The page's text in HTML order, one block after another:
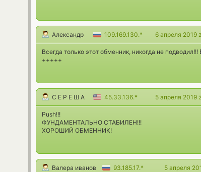
Александр 109.169.130.* 6 апреля 2019
Всегда только этот обменник, никогда не
+++++
С Е Р Е Ш А 45.33.136.* 5 апреля 2019
Push!!!
ФУНДАМЕНТАЛЬНО СТАБИЛЕН!!!
ХОРОШИЙ ОБМЕННИК!
Валера иванов 93.185.17.* 5 апреля